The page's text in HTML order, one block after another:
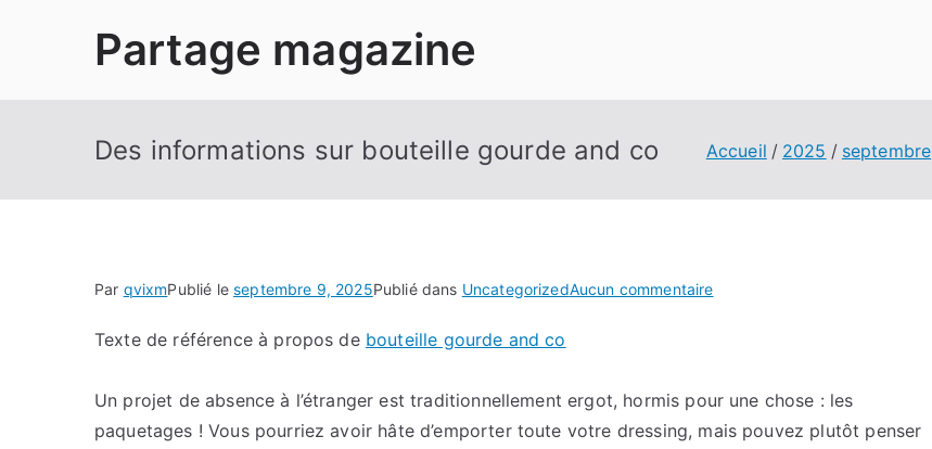
Partage magazine
Des informations sur bouteille gourde and co Accueil 2025 septembre
Par qvixmPublié leseptembre 9, 2025Publié dans UncategorizedAucun commentairesur
bouteille
gourde
Texte de référence à propos de bouteille gourde and co
Un projet de absence à l’étranger est traditionnellement ergot, hormis pour une chose : les
paquetages ! Vous pourriez avoir hâte d’emporter toute votre dressing, mais pouvez plutôt penser